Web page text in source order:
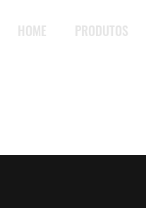
HOME PRODUTOS